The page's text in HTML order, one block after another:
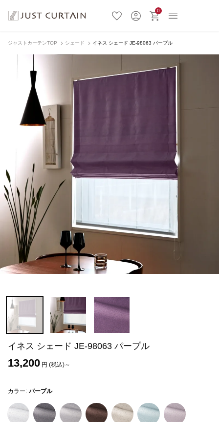
0
ジャストカーテンTOP シェード イネス シェード JE-98063 パープル
イネス シェード JE-98063 パープル
13,200 円 (税込)～
カラー: パープル